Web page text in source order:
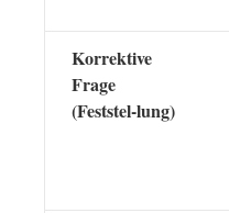
Korrektive
Frage
(Feststel-lung)